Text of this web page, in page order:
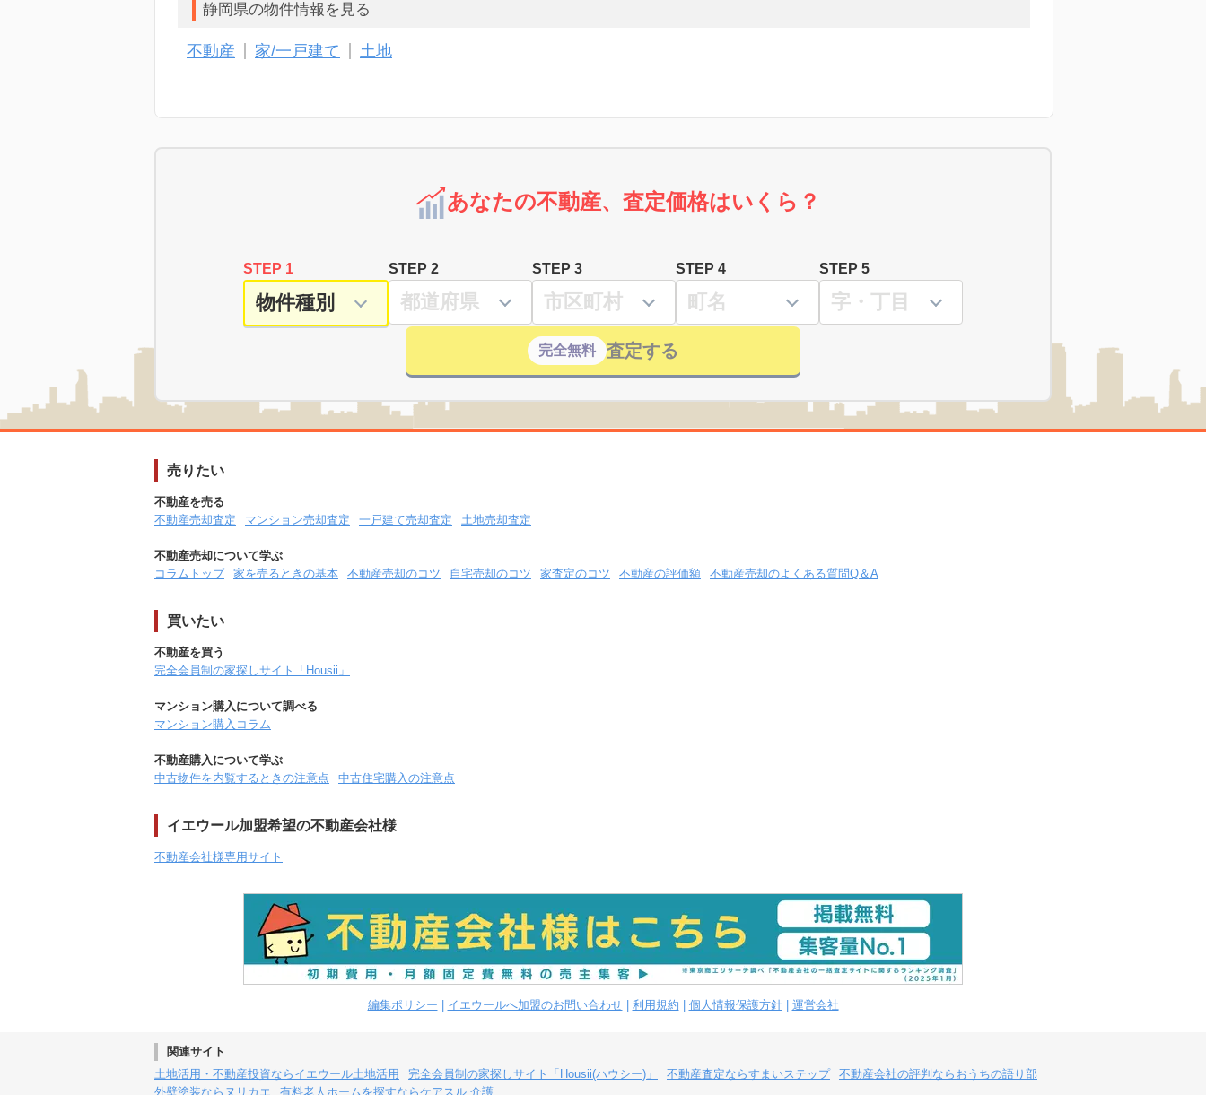
静岡県の物件情報を見る
不動産 家/一戸建て 土地
あなたの不動産、査定価格はいくら？
STEP 1 STEP 2 STEP 3 STEP 4 STEP 5
完全無料 査定する
売りたい
不動産を売る
不動産売却査定
マンション売却査定 一戸建て売却査定 土地売却査定
不動産売却について学ぶ
コラムトップ
家を売るときの基本 不動産売却のコツ 自宅売却のコツ 家査定のコツ 不動産の評価額 不動産売却のよくある質問Q＆A
買いたい
不動産を買う
完全会員制の家探しサイト「Housii」
マンション購入について調べる
マンション購入コラム
不動産購入について学ぶ
中古物件を内覧するときの注意点
中古住宅購入の注意点
イエウール加盟希望の不動産会社様
不動産会社様専用サイト
編集ポリシー イエウールへ加盟のお問い合わせ| 利用規約 個人情報保護方針| 運営会社
関連サイト
土地活用・不動産投資ならイエウール土地活用
完全会員制の家探しサイト「Housii(ハウシー)」 不動産査定ならすまいステップ
不動産会社の評判ならおうちの語り部
外壁塗装ならヌリカエ
有料老人ホームを探すならケアスル 介護